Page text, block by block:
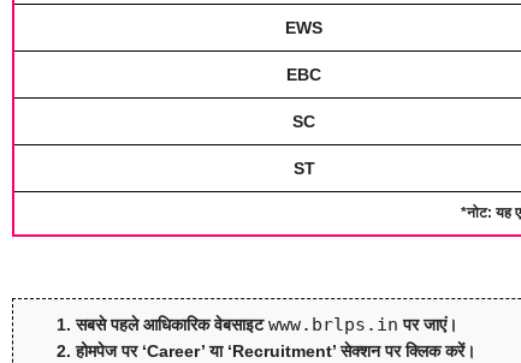
EWS
EBC
SC
ST
*नोट: यह
सबसे पहले आधिकारिक वेबसाइटwww.brlps.in पर जाएं।
होमपेज पर ‘Career’या ‘Recruitment’सेक्शन पर क्लिक करें।